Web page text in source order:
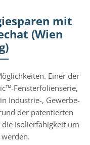
mit
(Wien
Einer der
Fensterfolienserie,
Industrie-, Gewerbe-
der patentierten
Isolierfähigkeit um